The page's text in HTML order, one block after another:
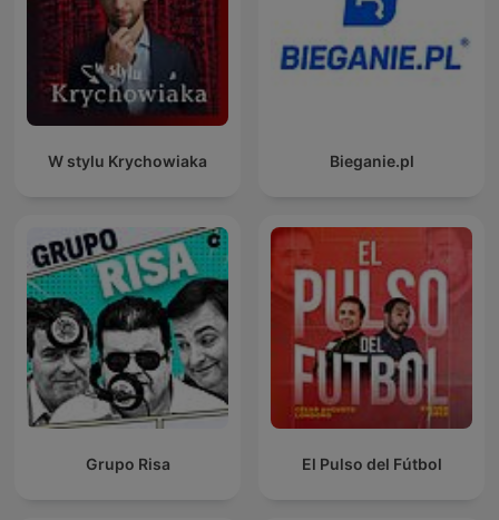
W stylu Krychowiaka Bieganie.pl
Grupo Risa El Pulso del Fútbol